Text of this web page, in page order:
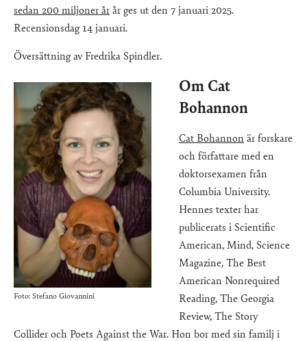
sedan 200 miljoner årår ges ut den 7 januari 2025.
Recensionsdag 14 januari.
Översättning av Fredrika Spindler.
Foto: Stefano Giovannini
Om Cat
Bohannon
Cat Bohannon är forskare
och författare med en
doktorsexamen från
Columbia University.
Hennes texter har
publicerats i Scientific
American, Mind, Science
Magazine, The Best
American Nonrequired
Reading, The Georgia
Review, The Story
Collider och Poets Against the War. Hon bor med sin familj i